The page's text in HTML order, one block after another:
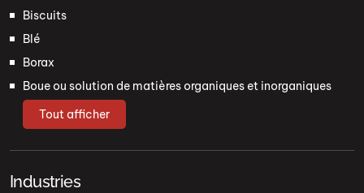
Biscuits
Blé
Borax
Boue ou solution de matières organiques et inorganiques
Tout afficher
Industries